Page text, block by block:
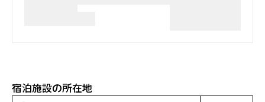
宿泊施設の所在地